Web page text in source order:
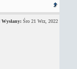
Wysłany:Śro 21 Wrz, 2022